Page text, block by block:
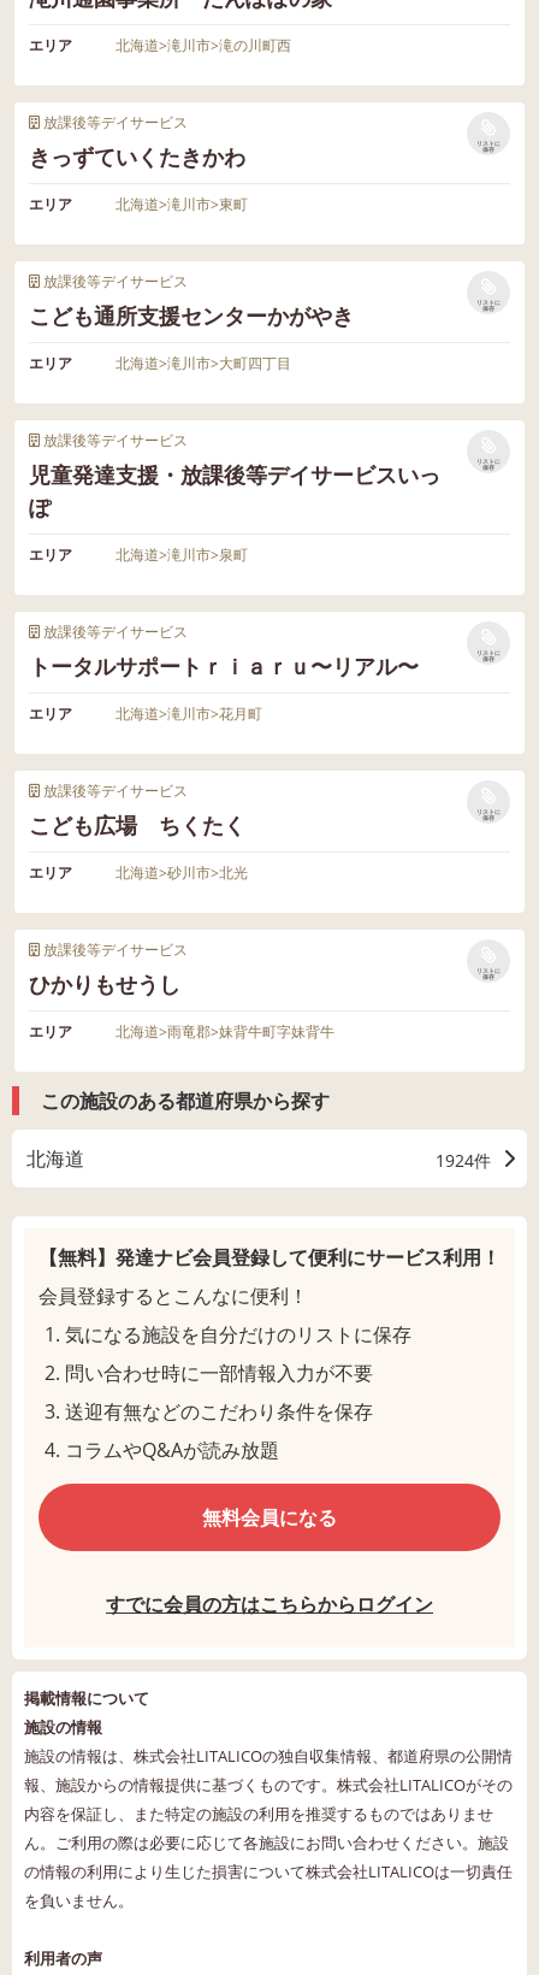
エリア 北海道>滝川市>滝の川町西
放課後等デイサービス
きっずていくたきかわ
リストに
保存
エリア 北海道>滝川市>東町
放課後等デイサービス
こども通所支援センターかがやき
リストに
保存
エリア 北海道>滝川市>大町四丁目
放課後等デイサービス
児童発達支援・放課後等デイサービスいっ
ぽ
リストに
保存
エリア 北海道>滝川市>泉町
放課後等デイサービス
トータルサポートｒｉａｒｕ〜リアル〜
リストに
保存
エリア 北海道>滝川市>花月町
放課後等デイサービス
こども広場 ちくたく
リストに
保存
エリア 北海道>砂川市>北光
放課後等デイサービス
ひかりもせうし
リストに
保存
エリア 北海道>雨竜郡>妹背牛町字妹背牛
この施設のある都道府県から探す
北海道 1924件
【無料】発達ナビ会員登録して便利にサービス利用！
会員登録するとこんなに便利！
気になる施設を自分だけのリストに保存
問い合わせ時に一部情報入力が不要
送迎有無などのこだわり条件を保存
コラムやQ&Aが読み放題
無料会員になる
すでに会員の方はこちらからログイン
掲載情報について
施設の情報
施設の情報は、株式会社LITALICOの独自収集情報、都道府県の公開情
報、施設からの情報提供に基づくものです。株式会社LITALICOがその
内容を保証し、また特定の施設の利用を推奨するものではありませ
ん。ご利用の際は必要に応じて各施設にお問い合わせください。施設
の情報の利用により生じた損害について株式会社LITALICOは一切責任
を負いません。
利用者の声